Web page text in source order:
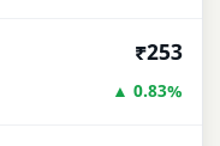
₹253
▲ 0.83%